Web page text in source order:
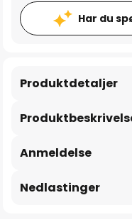
Har du
Produktdetaljer
Anmeldelse
Nedlastinger